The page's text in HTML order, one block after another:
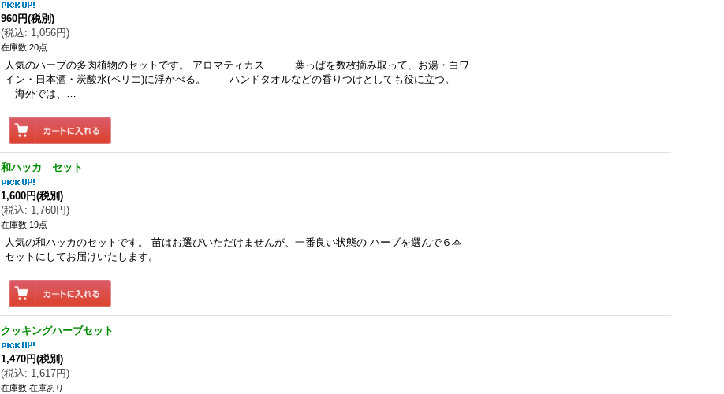
960円(税別)
(税込: 1,056円)
在庫数 20点
人気のハーブの多肉植物のセットです。 アロマティカス 葉っぱを数枚摘み取って、お湯・白ワ
イン・日本酒・炭酸水(ペリエ)に浮かべる。 ハンドタオルなどの香りつけとしても役に立つ。
海外では、…
和ハッカ セット
1,600円(税別)
(税込: 1,760円)
在庫数 19点
人気の和ハッカのセットです。 苗はお選びいただけませんが、一番良い状態の ハーブを選んで６本
セットにしてお届けいたします。
クッキングハーブセット
1,470円(税別)
(税込: 1,617円)
在庫数 在庫あり